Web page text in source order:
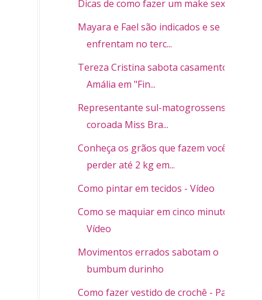
Dicas de como fazer um make sexy
Mayara e Fael são indicados e se
enfrentam no terc...
Tereza Cristina sabota casamento de
Amália em "Fin...
Representante sul-matogrossense é
coroada Miss Bra...
Conheça os grãos que fazem você
perder até 2 kg em...
Como pintar em tecidos - Vídeo
Como se maquiar em cinco minutos -
Vídeo
Movimentos errados sabotam o
bumbum durinho
Como fazer vestido de crochê - Passo